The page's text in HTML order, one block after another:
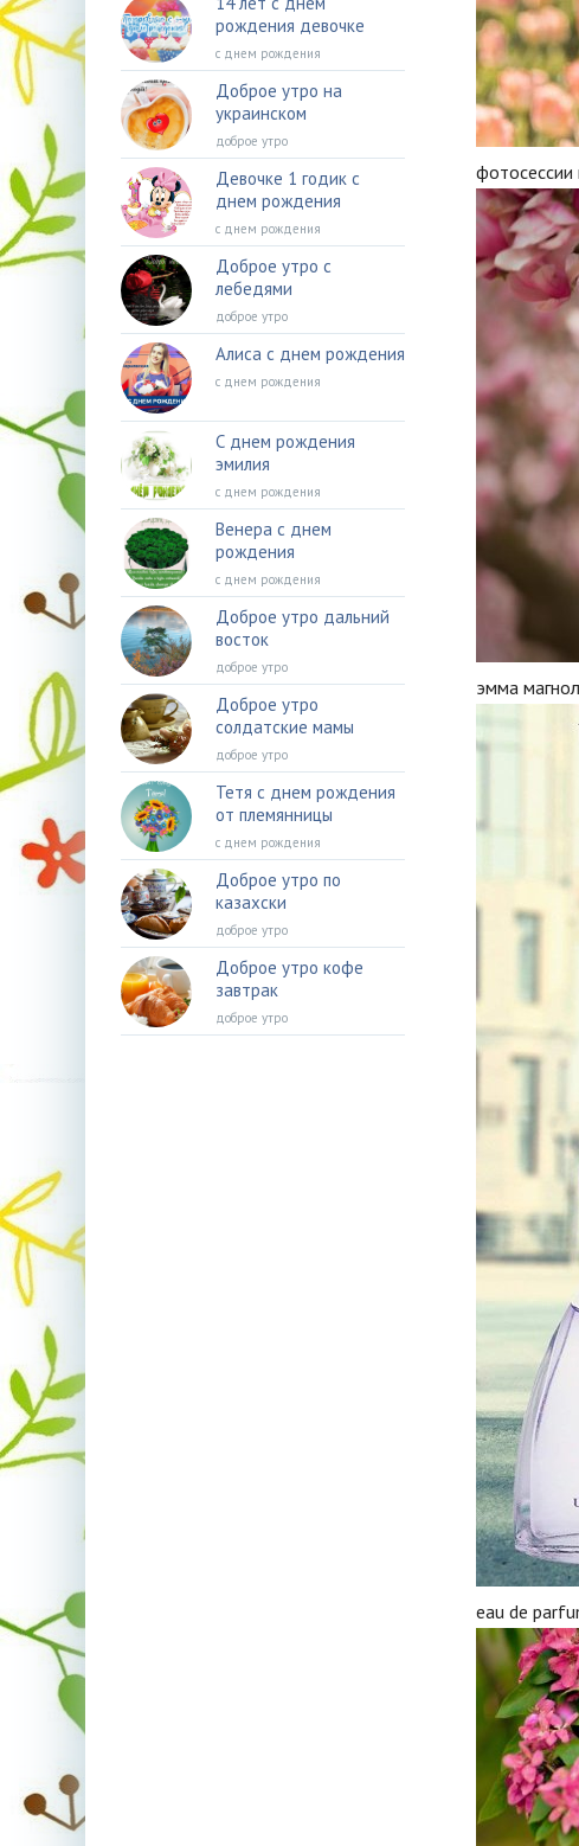
фотосессии
эмма
eau de
рождения девочке
с днем рождения
Доброе утро на
украинском
доброе утро
Девочке 1 годик с
днем рождения
с днем рождения
Доброе утро с
лебедями
доброе утро
Алиса с днем рождения
с днем рождения
С днем рождения
эмилия
с днем рождения
Венера с днем
рождения
с днем рождения
Доброе утро дальний
восток
доброе утро
Доброе утро
солдатские мамы
доброе утро
Тетя с днем рождения
от племянницы
с днем рождения
Доброе утро по
казахски
доброе утро
Доброе утро кофе
завтрак
доброе утро